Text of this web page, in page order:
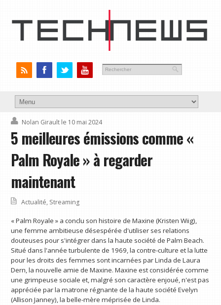
Nolan Girault le 10 mai 2024
5 meilleures émissions comme «
Palm Royale » à regarder
maintenant
Actualité, Streaming
« Palm Royale » a conclu son histoire de Maxine (Kristen Wiig),
une femme ambitieuse désespérée d'utiliser ses relations
douteuses pour s'intégrer dans la haute société de Palm Beach.
Situé dans l'année turbulente de 1969, la contre-culture et la lutte
pour les droits des femmes sont incarnées par Linda de Laura
Dern, la nouvelle amie de Maxine. Maxine est considérée comme
une grimpeuse sociale et, malgré son caractère enjoué, n'est pas
appréciée par la matrone régnante de la haute société Evelyn
(Allison Janney), la belle-mère méprisée de Linda.